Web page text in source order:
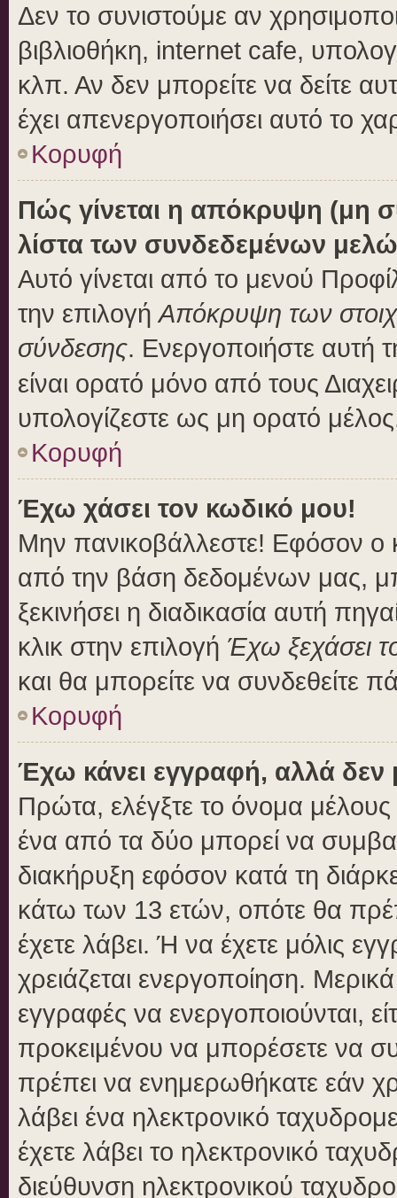
Δεν το συνιστούμε αν
βιβλιοθήκη, internet cafe,
κλπ. Αν δεν μπορείτε να δείτε
έχει απενεργοποιήσει αυτό το
Κορυφή
Πώς γίνεται η απόκρυψη (μη
λίστα των συνδεδεμένων
Αυτό γίνεται από το μενού
την επιλογήΑπόκρυψη των
σύνδεσης. Ενεργοποιήστε αυτή
είναι ορατό μόνο από τους
υπολογίζεστε ως μη ορατό
Κορυφή
Έχω χάσει τον κωδικό μου!
Μην πανικοβάλλεστε! Εφόσον ο
από την βάση δεδομένων μας,
ξεκινήσει η διαδικασία αυτή
κλικ στην επιλογή Έχω ξεχάσει
και θα μπορείτε να συνδεθείτε
Κορυφή
Έχω κάνει εγγραφή, αλλά
Πρώτα, ελέγξτε το όνομα μέλους
ένα από τα δύο μπορεί να
διακήρυξη εφόσον κατά τη
κάτω των 13 ετών, οπότε θα
έχετε λάβει. Ή να έχετε μόλις
χρειάζεται ενεργοποίηση.
εγγραφές να ενεργοποιούνται,
προκειμένου να μπορέσετε να
πρέπει να ενημερωθήκατε εάν
λάβει ένα ηλεκτρονικό
έχετε λάβει το ηλεκτρονικό
διεύθυνση ηλεκτρονικού